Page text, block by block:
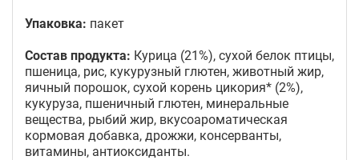
Упаковка: пакет
Состав продукта: Курица (21%), сухой белок птицы,
пшеница, рис, кукурузный глютен, животный жир,
яичный порошок, сухой корень цикория* (2%),
кукуруза, пшеничный глютен, минеральные
вещества, рыбий жир, вкусоароматическая
кормовая добавка, дрожжи, консерванты,
витамины, антиоксиданты.